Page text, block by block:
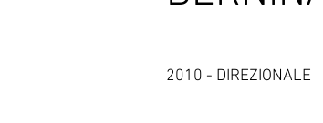
2010 - DIREZIONALE